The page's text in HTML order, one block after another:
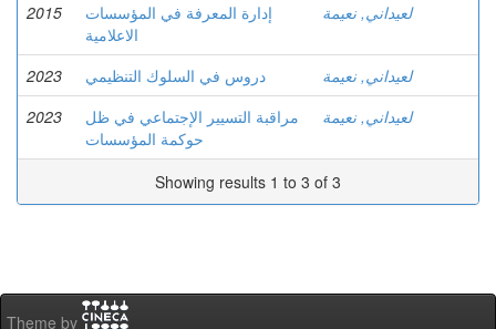
2015
إدارة المعرفة في المؤسسات
الاعلامية
لعيداني, نعيمة
2023 دروس في السلوك التنظيمي
لعيداني, نعيمة
2023
مراقبة التسيير الإجتماعي في ظل
حوكمة المؤسسات
لعيداني, نعيمة
Showing results 1 to 3 of 3
Theme by